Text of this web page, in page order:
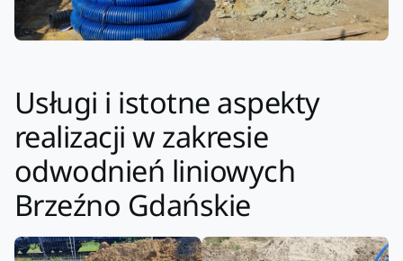
Usługi i istotne aspekty
realizacji w zakresie
odwodnień liniowych
Brzeźno Gdańskie